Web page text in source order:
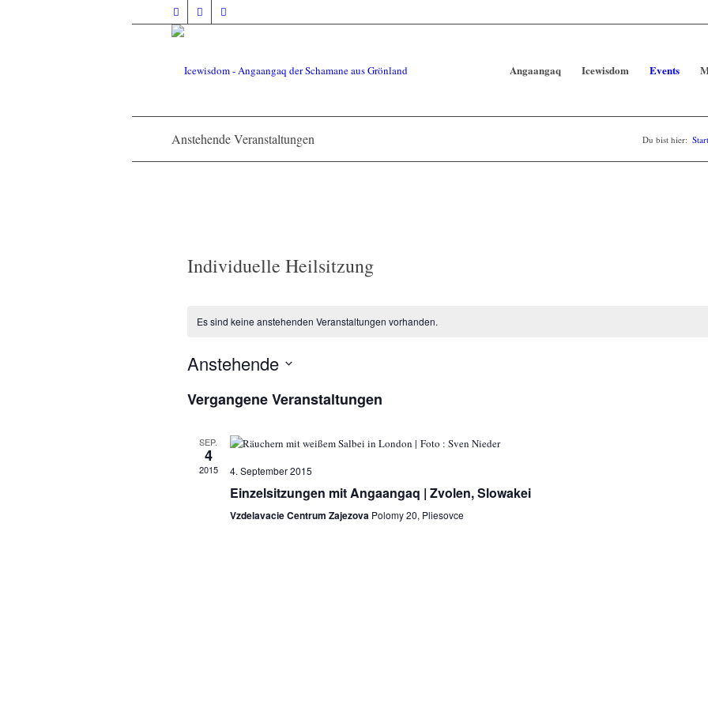
Angaangaq Icewisdom Events
Anstehende Veranstaltungen Du bist hier:
Individuelle Heilsitzung
Es sind keine anstehenden Veranstaltungen vorhanden.
Anstehende
wählen.
Vergangene Veranstaltungen
SEP.
4
2015 4. September 2015
Einzelsitzungen mit Angaangaq | Zvolen, Slowakei
Vzdelavacie Centrum Zajezova Polomy 20, Pliesovce